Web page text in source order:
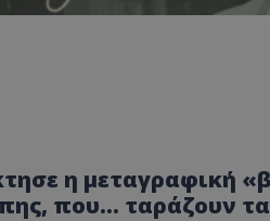
η μεταγραφική
που... ταράζουν τα